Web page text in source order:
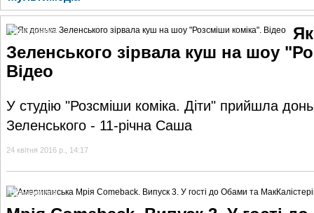
Відеогалерея
Зеленського зірвала куш на шоу
Відео
У студію "Розсміши коміка. Діти" прийшла
Зеленського - 11-річна Саша
24 квітня 2016 р., 14:17
Відеогалерея